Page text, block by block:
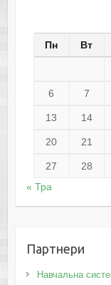
Пн Вт
6 7
13 14
20 21
27 28
« Тра
Партнери
Навчальна